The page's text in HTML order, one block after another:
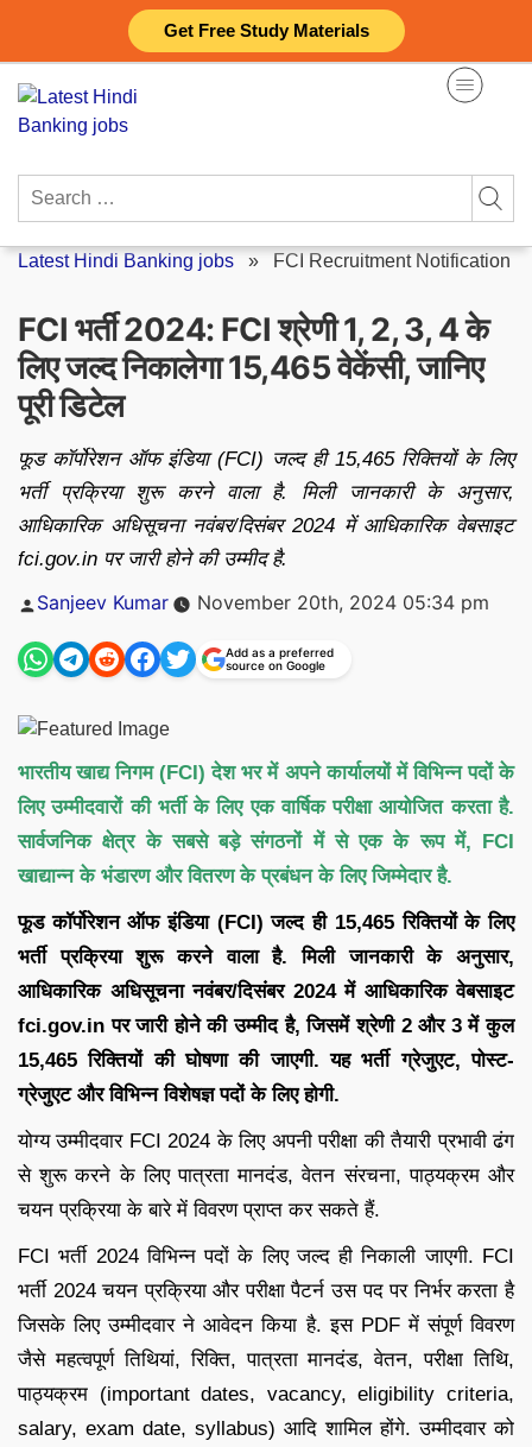
Get Free Study Materials
content
Search
Latest Hindi Banking jobs » FCI Recruitment Notification
FCI भर्ती 2024: FCI श्रेणी 1, 2, 3, 4 के
लिए जल्द निकालेगा 15,465 वेकेंसी, जानिए
पूरी डिटेल
फूड कॉर्पोरेशन ऑफ इंडिया (FCI) जल्द ही 15,465 रिक्तियों के लिए
भर्ती प्रक्रिया शुरू करने वाला है. मिली जानकारी के अनुसार,
आधिकारिक अधिसूचना नवंबर/दिसंबर 2024 में आधिकारिक वेबसाइट
fci.gov.in पर जारी होने की उम्मीद है.
Posted
Sanjeev Kumar November 20th, 2024 05:34 pm
Add as a preferred
source on Google
भारतीय खाद्य निगम (FCI) देश भर में अपने कार्यालयों में विभिन्न पदों के
लिए उम्मीदवारों की भर्ती के लिए एक वार्षिक परीक्षा आयोजित करता है.
सार्वजनिक क्षेत्र के सबसे बड़े संगठनों में से एक के रूप में, FCI
खाद्यान्न के भंडारण और वितरण के प्रबंधन के लिए जिम्मेदार है.
फूड कॉर्पोरेशन ऑफ इंडिया (FCI) जल्द ही 15,465 रिक्तियों के लिए
भर्ती प्रक्रिया शुरू करने वाला है. मिली जानकारी के अनुसार,
आधिकारिक अधिसूचना नवंबर/दिसंबर 2024 में आधिकारिक वेबसाइट
fci.gov.in पर जारी होने की उम्मीद है, जिसमें श्रेणी 2 और 3 में कुल
15,465 रिक्तियों की घोषणा की जाएगी. यह भर्ती ग्रेजुएट, पोस्ट-
ग्रेजुएट और विभिन्न विशेषज्ञ पदों के लिए होगी.
योग्य उम्मीदवार FCI 2024 के लिए अपनी परीक्षा की तैयारी प्रभावी ढंग
से शुरू करने के लिए पात्रता मानदंड, वेतन संरचना, पाठ्यक्रम और
चयन प्रक्रिया के बारे में विवरण प्राप्त कर सकते हैं.
FCI भर्ती 2024 विभिन्न पदों के लिए जल्द ही निकाली जाएगी. FCI
भर्ती 2024 चयन प्रक्रिया और परीक्षा पैटर्न उस पद पर निर्भर करता है
जिसके लिए उम्मीदवार ने आवेदन किया है. इस PDF में संपूर्ण विवरण
जैसे महत्वपूर्ण तिथियां, रिक्ति, पात्रता मानदंड, वेतन, परीक्षा तिथि,
पाठ्यक्रम (important dates, vacancy, eligibility criteria,
salary, exam date, syllabus) आदि शामिल होंगे. उम्मीदवार को